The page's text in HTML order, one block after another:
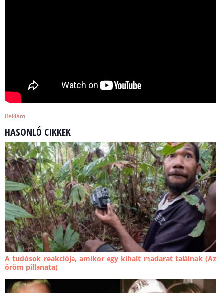
Reklám
HASONLÓ CIKKEK
A tudósok reakciója, amikor egy kihalt madarat találnak (Az
öröm pillanata)